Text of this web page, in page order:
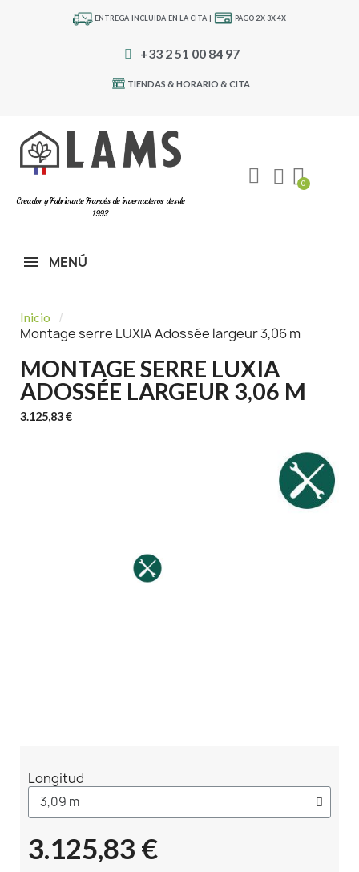
ENTREGA INCLUIDA EN LA CITA | PAGO 2X 3X 4X
+33 2 51 00 84 97
TIENDAS & HORARIO & CITA
Creador y Fabricante Francés de invernaderos desde
1993
MENÚ
Inicio
Montage serre LUXIA Adossée largeur 3,06 m
MONTAGE SERRE LUXIA
ADOSSÉE LARGEUR 3,06 M
3.125,83 €
Longitud
3.125,83 €